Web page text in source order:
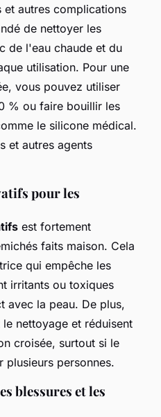
autres complications
de nettoyer les
de l'eau chaude et du
utilisation. Pour une
vous pouvez utiliser
% ou faire bouillir les
le silicone médical.
et autres agents
pour les
est fortement
faits maison. Cela
qui empêche les
irritants ou toxiques
avec la peau. De plus,
nettoyage et réduisent
croisée, surtout si le
plusieurs personnes.
blessures et les